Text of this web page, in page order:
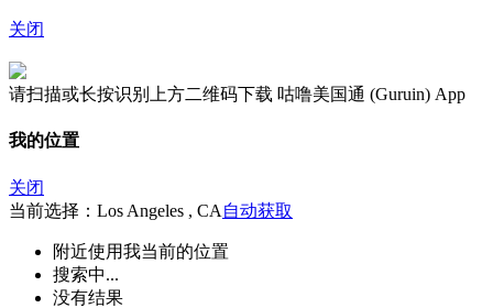
关闭
请扫描或长按识别上方二维码下载 咕噜美国通 (Guruin) App
我的位置
关闭
当前选择：Los Angeles , CA 自动获取
附近使用我当前的位置
搜索中...
没有结果